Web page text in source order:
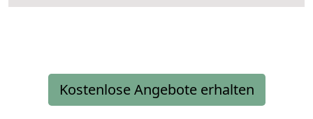
Kostenlose Angebote erhalten